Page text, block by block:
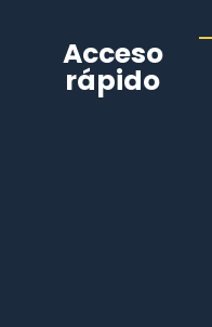
Acceso
rápido